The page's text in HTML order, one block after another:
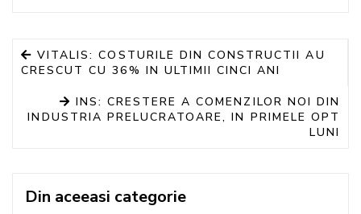
VITALIS: COSTURILE DIN CONSTRUCTII AU
CRESCUT CU 36% IN ULTIMII CINCI ANI
INS: CRESTERE A COMENZILOR NOI DIN
INDUSTRIA PRELUCRATOARE, IN PRIMELE OPT
LUNI
Din aceeasi categorie